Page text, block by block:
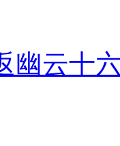
幽云十